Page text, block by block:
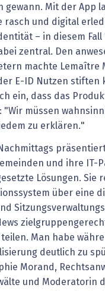
gewann. Mit der App
rasch und digital
– in diesem Fall
zentral. Den
machte Lemaître
E-ID Nutzen stiften
ein, dass das
"Wir müssen
zu erklären."
und ihre IT-
Lösungen. Sie
über eine
Man habe
deutlich zu
Morand,
und Moderatorin